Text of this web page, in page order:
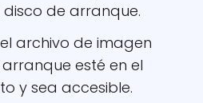
de arranque.
archivo de imagen
esté en el
y sea accesible.